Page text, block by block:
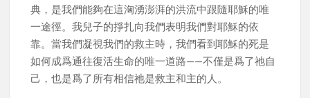
典，是我們能夠在這洶湧澎湃的洪流中跟隨耶穌的唯
一途徑。我兒子的掙扎向我們表明我們對耶穌的依
靠。當我們凝視我們的救主時，我們看到耶穌的死是
如何成爲通往復活生命的唯一道路——不僅是爲了祂自
己，也是爲了所有相信祂是救主和主的人。